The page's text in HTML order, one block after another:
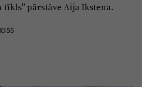
Krimināli
tīkls" pārstāve Aija Ikstena.